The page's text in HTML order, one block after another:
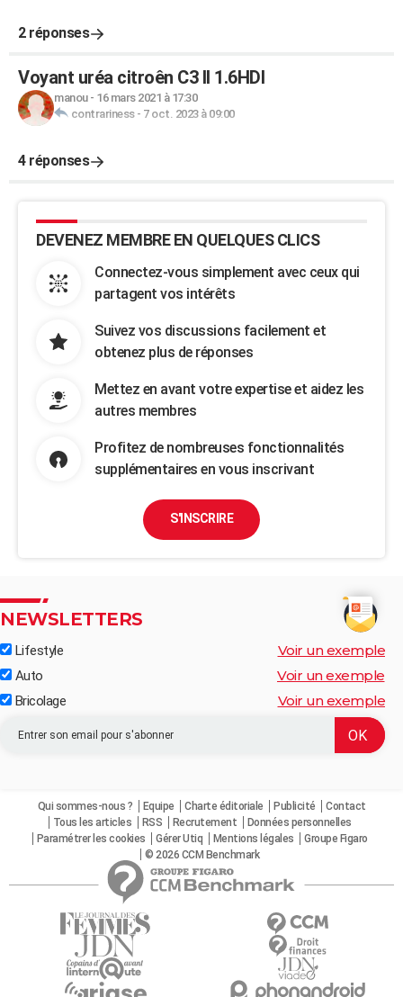
2 réponses
Voyant uréa citroên C3 II 1.6HDI
manou- 16 mars 2021 à 17:30
contrariness- 7 oct. 2023 à 09:00
4 réponses
DEVENEZ MEMBRE EN QUELQUES CLICS
Connectez-vous simplement avec ceux qui
partagent vos intérêts
Suivez vos discussions facilement et
obtenez plus de réponses
Mettez en avant votre expertise et aidez les
autres membres
Profitez de nombreuses fonctionnalités
supplémentaires en vous inscrivant
S'INSCRIRE
NEWSLETTERS
Lifestyle Voir un exemple
Auto Voir un exemple
Bricolage Voir un exemple
Qui sommes-nous ? Equipe Charte éditoriale Publicité
Contact
Tous les articles
RSS Recrutement
Données personnelles
Paramétrer les cookies
Gérer Utiq Mentions légales
Groupe Figaro
© 2026 CCM Benchmark